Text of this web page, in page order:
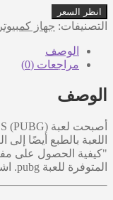
انظر السعر
التصنيفات: جهاز كمبيوتر
الوصف
مراجعات (0)
الوصف
المتوفرة للعبة pubg. اشتري لعبة ببجي الخاصة بك